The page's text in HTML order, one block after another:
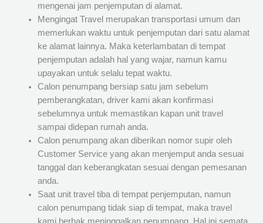
mengenai jam penjemputan di alamat.
Mengingat Travel merupakan transportasi umum dan
memerlukan waktu untuk penjemputan dari satu alamat
ke alamat lainnya. Maka keterlambatan di tempat
penjemputan adalah hal yang wajar, namun kamu
upayakan untuk selalu tepat waktu.
Calon penumpang bersiap satu jam sebelum
pemberangkatan, driver kami akan konfirmasi
sebelumnya untuk memastikan kapan unit travel
sampai didepan rumah anda.
Calon penumpang akan diberikan nomor supir oleh
Customer Service yang akan menjemput anda sesuai
tanggal dan keberangkatan sesuai dengan pemesanan
anda.
Saat unit travel tiba di tempat penjemputan, namun
calon penumpang tidak siap di tempat, maka travel